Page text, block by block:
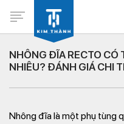
NHÔNG ĐĨA RECTO CÓ
NHIÊU? ĐÁNH GIÁ CHI
Nhông đĩa là một phụ tùng